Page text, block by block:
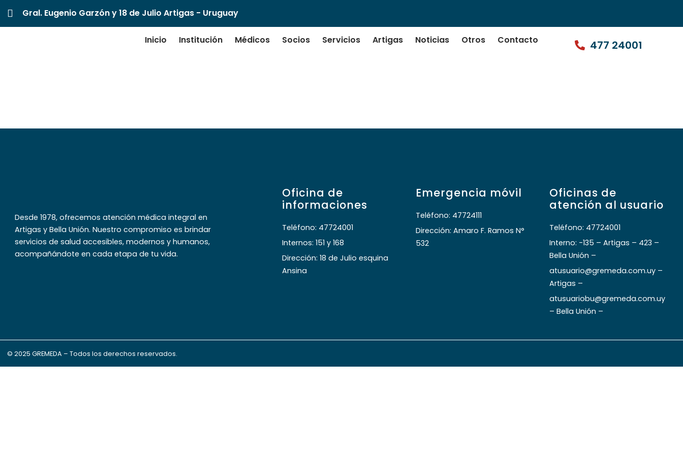
Gral. Eugenio Garzón y 18 de Julio Artigas - Uruguay
Inicio Institución Médicos Socios Servicios Artigas Noticias Otros Contacto 477 24001
Desde 1978, ofrecemos atención médica integral en
Artigas y Bella Unión. Nuestro compromiso es brindar
servicios de salud accesibles, modernos y humanos,
acompañándote en cada etapa de tu vida.
Oficina de
informaciones
Teléfono: 47724001
Internos: 151 y 168
Dirección: 18 de Julio esquina
Ansina
Emergencia móvil
Teléfono: 47724111
Dirección: Amaro F. Ramos N°
532
Oficinas de
atención al usuario
Teléfono: 47724001
Interno: -135 – Artigas – 423 –
Bella Unión –
atusuario@gremeda.com.uy –
Artigas –
atusuariobu@gremeda.com.uy
– Bella Unión –
© 2025 GREMEDA – Todos los derechos reservados.